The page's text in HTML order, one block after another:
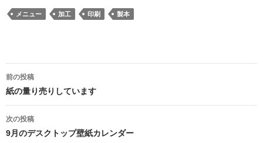
メニュー 加工 印刷 製本
投稿ナビゲーション
前の投稿
紙の量り売りしています
次の投稿
9月のデスクトップ壁紙カレンダー